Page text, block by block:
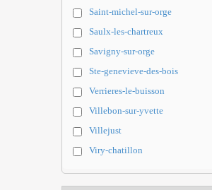
Saint-michel-sur-orge
Saulx-les-chartreux
Savigny-sur-orge
Ste-genevieve-des-bois
Verrieres-le-buisson
Villebon-sur-yvette
Villejust
Viry-chatillon